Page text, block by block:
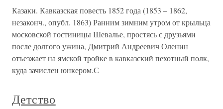
Казаки. Кавказская повесть 1852 года (1853 – 1862,
незаконч., опубл. 1863) Ранним зимним утром от крыльца
московской гостиницы Шевалье, простясь с друзьями
после долгого ужина, Дмитрий Андреевич Оленин
отъезжает на ямской тройке в кавказский пехотный полк,
куда зачислен юнкером.С
Детство